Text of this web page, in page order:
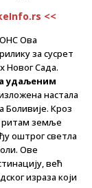
<<
Ова
за сусрет
Новог Сада.
удаљеним
настала
Боливије. Кроз
ритам земље
оштрог светла
Ове
већ
израза који